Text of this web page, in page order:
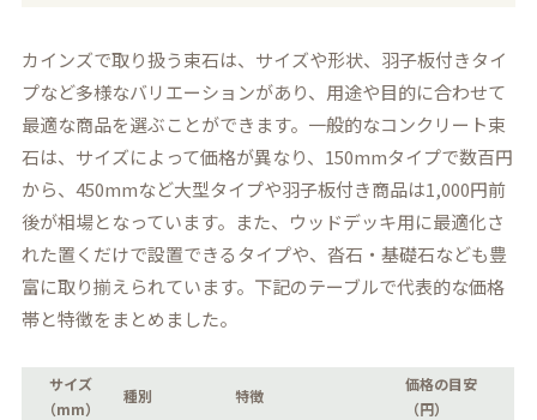
カインズで取り扱う束石は、サイズや形状、羽子板付きタイ
プなど多様なバリエーションがあり、用途や目的に合わせて
最適な商品を選ぶことができます。一般的なコンクリート束
石は、サイズによって価格が異なり、150mmタイプで数百円
から、450mmなど大型タイプや羽子板付き商品は1,000円前
後が相場となっています。また、ウッドデッキ用に最適化さ
れた置くだけで設置できるタイプや、沓石・基礎石なども豊
富に取り揃えられています。下記のテーブルで代表的な価格
帯と特徴をまとめました。
サイズ
（mm）
種別 特徴
価格の目安
（円）